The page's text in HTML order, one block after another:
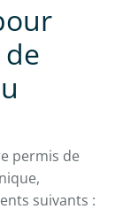
permis de
suivants :